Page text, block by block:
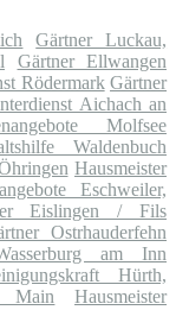
Gärtner Luckau,
Gärtner Ellwangen
Rödermark Gärtner
Aichach an
Molfsee
Waldenbuch
Hausmeister
Eschweiler,
Eislingen / Fils
Ostrhauderfehn
am Inn
Hürth,
Main
Hausmeister